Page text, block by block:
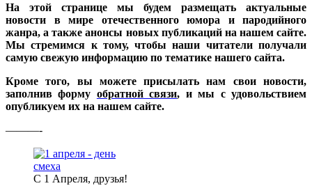
На этой странице мы будем размещать актуальные
новости в мире отечественного юмора и пародийного
жанра, а также анонсы новых публикаций на нашем сайте.
Мы стремимся к тому, чтобы наши читатели получали
самую свежую информацию по тематике нашего сайта.
Кроме того, вы можете присылать нам свои новости,
заполнив форму обратной связи, и мы с удовольствием
опубликуем их на нашем сайте.
———-
С 1 Апреля, друзья!